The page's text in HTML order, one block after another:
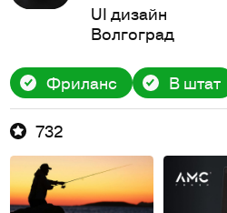
UI дизайн
Волгоград
Фриланс В штат
732